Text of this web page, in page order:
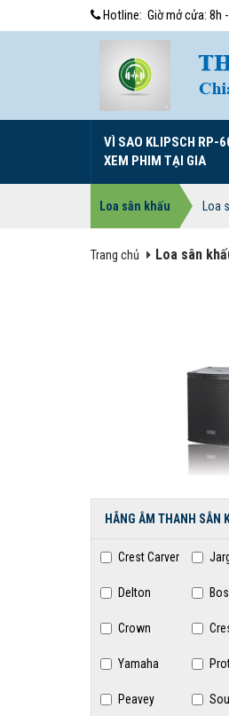
Hotline: Giờ mở cửa: 8h
VÌ SAO KLIPSCH RP-
XEM PHIM TẠI GIA
Loa sân khấu Loa
Trang chủ Loa sân
HÃNG ÂM THANH SÂN
Crest Carver
Delton
Crown
Yamaha
Peavey